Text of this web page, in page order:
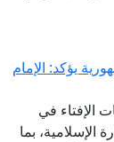
يؤكد: الإمام
الإفتاء في
الإسلامية، بما